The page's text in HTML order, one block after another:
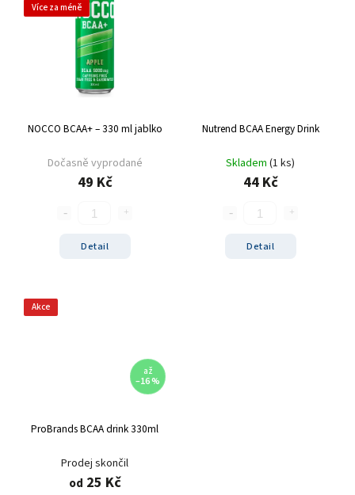
Více za méně
NOCCO BCAA+ – 330 ml jablko
Dočasně vyprodané
49 Kč
Detail
Nutrend BCAA Energy Drink
Skladem (1 ks)
44 Kč
Detail
Akce
až
–16 %
ProBrands BCAA drink 330ml
Prodej skončil
od 25 Kč